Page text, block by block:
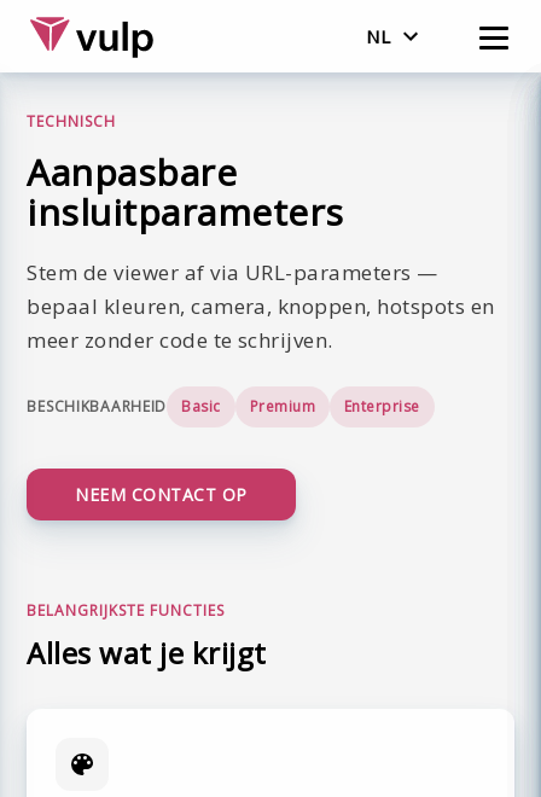
NL
TECHNISCH
Aanpasbare
insluitparameters
Stem de viewer af via URL-parameters —
bepaal kleuren, camera, knoppen, hotspots en
meer zonder code te schrijven.
BESCHIKBAARHEID Basic Premium Enterprise
NEEM CONTACT OP
BELANGRIJKSTE FUNCTIES
Alles wat je krijgt